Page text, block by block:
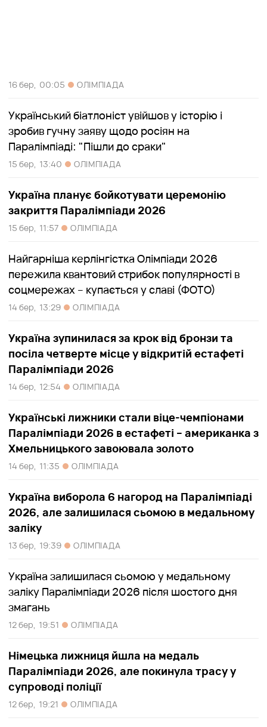
16 бер, 00:05 ОЛІМПІАДА
Український біатлоніст увійшов у історію і
зробив гучну заяву щодо росіян на
Паралімпіаді: "Пішли до сраки"
15 бер, 13:40 ОЛІМПІАДА
Україна планує бойкотувати церемонію
закриття Паралімпіади 2026
15 бер, 11:57 ОЛІМПІАДА
Найгарніша керлінгістка Олімпіади 2026
пережила квантовий стрибок популярності в
соцмережах – купається у славі (ФОТО)
14 бер, 13:29 ОЛІМПІАДА
Україна зупинилася за крок від бронзи та
посіла четверте місце у відкритій естафеті
Паралімпіади 2026
14 бер, 12:54 ОЛІМПІАДА
Українські лижники стали віце-чемпіонами
Паралімпіади 2026 в естафеті – американка з
Хмельницького завоювала золото
14 бер, 11:35 ОЛІМПІАДА
Україна виборола 6 нагород на Паралімпіаді
2026, але залишилася сьомою в медальному
заліку
13 бер, 19:39 ОЛІМПІАДА
Україна залишилася сьомою у медальному
заліку Паралімпіади 2026 після шостого дня
змагань
12 бер, 19:51 ОЛІМПІАДА
Німецька лижниця йшла на медаль
Паралімпіади 2026, але покинула трасу у
супроводі поліції
12 бер, 19:21 ОЛІМПІАДА